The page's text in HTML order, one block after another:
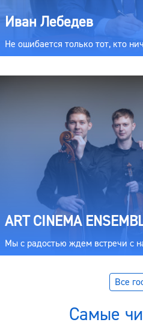
Иван Лебедев
Не ошибается только тот, кто
ART CINEMA
Мы с радостью ждем встречи с
Все
Самые